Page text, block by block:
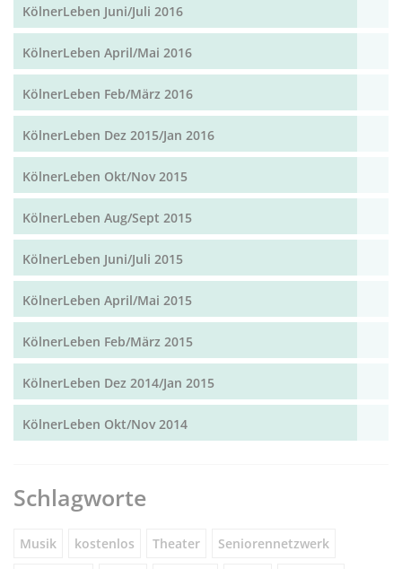
KölnerLeben Juni/Juli 2016
KölnerLeben April/Mai 2016
KölnerLeben Feb/März 2016
KölnerLeben Dez 2015/Jan 2016
KölnerLeben Okt/Nov 2015
KölnerLeben Aug/Sept 2015
KölnerLeben Juni/Juli 2015
KölnerLeben April/Mai 2015
KölnerLeben Feb/März 2015
KölnerLeben Dez 2014/Jan 2015
KölnerLeben Okt/Nov 2014
Schlagworte
Musik kostenlos Theater Seniorennetzwerk